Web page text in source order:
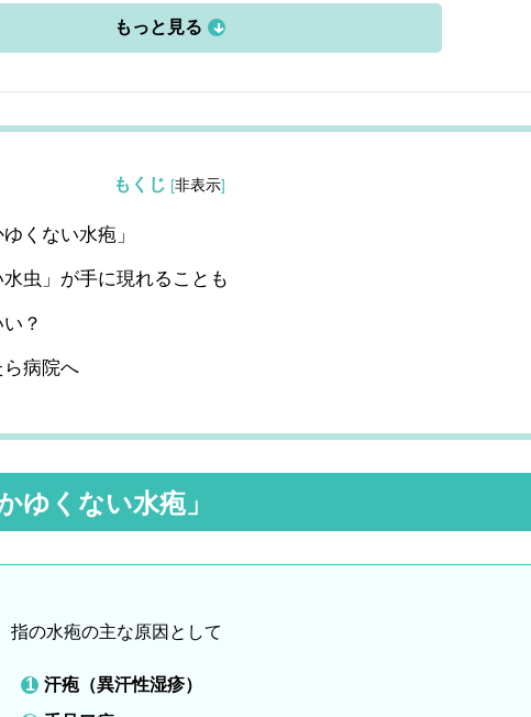
もくじ [非表示]
くない水疱」
虫」が手に現れることも
？
ら病院へ
ゆくない水疱」
指の水疱の主な原因として
汗疱（異汗性湿疹）